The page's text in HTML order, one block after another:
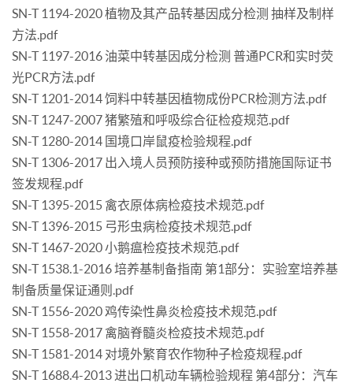
SN-T 1194-2020 植物及其产品转基因成分检测 抽样及制样
方法.pdf
SN-T 1197-2016 油菜中转基因成分检测 普通PCR和实时荧
光PCR方法.pdf
SN-T 1201-2014 饲料中转基因植物成份PCR检测方法.pdf
SN-T 1247-2007 猪繁殖和呼吸综合征检疫规范.pdf
SN-T 1280-2014 国境口岸鼠疫检验规程.pdf
SN-T 1306-2017 出入境人员预防接种或预防措施国际证书
签发规程.pdf
SN-T 1395-2015 禽衣原体病检疫技术规范.pdf
SN-T 1396-2015 弓形虫病检疫技术规范.pdf
SN-T 1467-2020 小鹅瘟检疫技术规范.pdf
SN-T 1538.1-2016 培养基制备指南 第1部分：实验室培养基
制备质量保证通则.pdf
SN-T 1556-2020 鸡传染性鼻炎检疫技术规范.pdf
SN-T 1558-2017 禽脑脊髓炎检疫技术规范.pdf
SN-T 1581-2014 对境外繁育农作物种子检疫规程.pdf
SN-T 1688.4-2013 进出口机动车辆检验规程 第4部分：汽车